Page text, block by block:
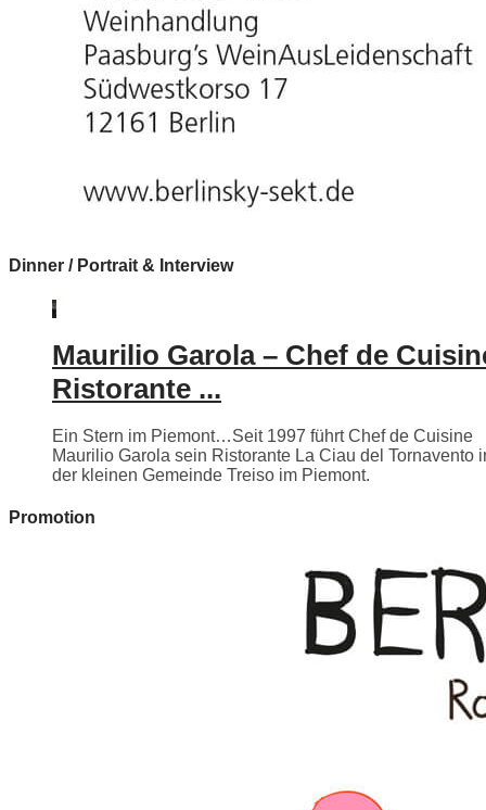
Dinner / Portrait & Interview
Maurilio Garola – Chef de
Ristorante ...
Ein Stern im Piemont…Seit 1997 führt Chef de Cuisine
Maurilio Garola sein Ristorante La Ciau del Tornavento
der kleinen Gemeinde Treiso im Piemont.
Promotion